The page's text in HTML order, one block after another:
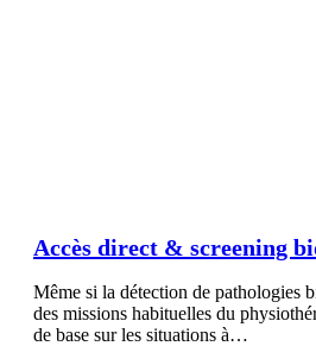
Accès direct & screening
Même si la détection de pathologies
des missions habituelles du
de base sur les situations à…